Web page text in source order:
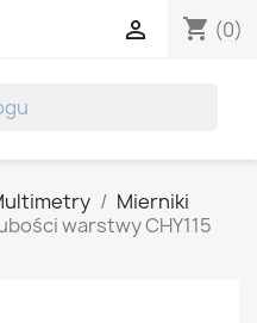
shopping_cart (0)

Mierniki
warstwy CHY115